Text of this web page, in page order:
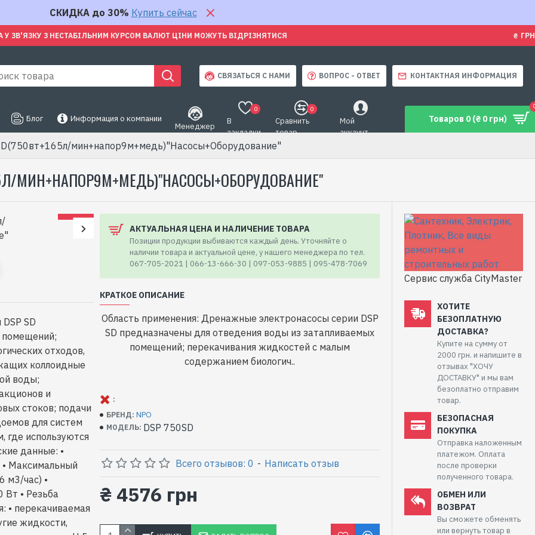
СКИДКА до 30% Купить сейчас
У ЗВ'ЯЗКУ З НЕСТАБІЛЬНИМ КУРСОМ ВАЛЮТ ЦІНИ МОЖУТЬ ВІДРІЗНЯТИСЯ ₴ ГРН
СВЯЗАТЬСЯ С НАМИ ВОПРОС - ОТВЕТ КОНТАКТНАЯ ИНФОРМАЦИЯ
Блог Информация о компании
Менеджер
В
закладки
0
Сравнить
товар
0
Мой
аккаунт
Товаров 0 (₴ 0 грн)
мин+напор9м+медь)"Насосы+Оборудование"
МИН+НАПОР9М+МЕДЬ)"НАСОСЫ+ОБОРУДОВАНИЕ"
SD
помещений;
отходов,
коллоидные
воды;
и
стоков; подачи
для систем
где используются
данные: •
Максимальный
м3/час) •
Вт • Резьба
• перекачиваемая
жидкости,
АКТУАЛЬНАЯ ЦЕНА И НАЛИЧЕНИЕ ТОВАРА
Позиции продукции выбиваются каждый день. Уточняйте о
наличии товара и актуальной цене, у нашего менеджера по тел.
067-705-2021 | 066-13-666-30 | 097-053-9885 | 095-478-7069
КРАТКОЕ ОПИСАНИЕ
Область применения: Дренажные электронасосы серии DSP
SD предназначены для отведения воды из затапливаемых
помещений; перекачивания жидкостей с малым
содержанием биологич..
:
БРЕНД: NPO
МОДЕЛЬ: DSP 750SD
Всего отзывов: 0 - Написать отзыв
₴ 4576 грн
Сервис служба CityMaster
ХОТИТЕ
БЕЗОПЛАТНУЮ
ДОСТАВКА?
Купите на сумму от
2000 грн. и напишите в
отзывах "ХОЧУ
ДОСТАВКУ" и мы вам
безоплатно отправим
товар.
БЕЗОПАСНАЯ
ПОКУПКА
Отправка наложенным
платежом. Оплата
после проверки
полученного товара.
ОБМЕН ИЛИ
ВОЗВРАТ
Вы сможете обменять
или вернуть товар в